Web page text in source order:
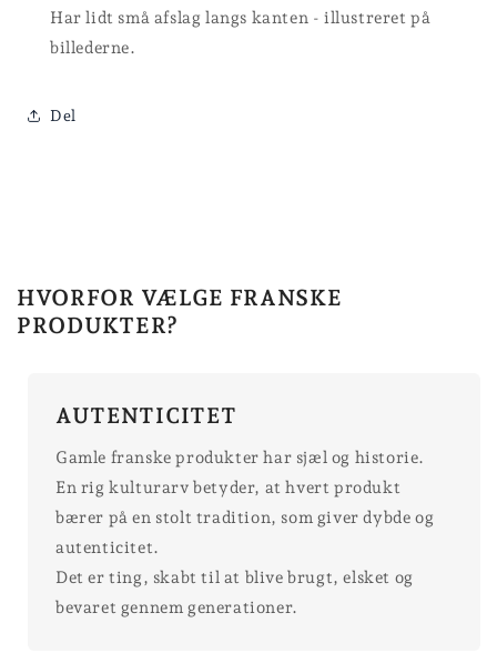
Har lidt små afslag langs kanten - illustreret på
billederne.
Del
HVORFOR VÆLGE FRANSKE
PRODUKTER?
AUTENTICITET
Gamle franske produkter har sjæl og historie.
En rig kulturarv betyder, at hvert produkt
bærer på en stolt tradition, som giver dybde og
autenticitet.
Det er ting, skabt til at blive brugt, elsket og
bevaret gennem generationer.